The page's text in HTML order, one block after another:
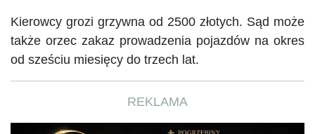
Kierowcy grozi grzywna od 2500 złotych. Sąd może
także orzec zakaz prowadzenia pojazdów na okres
od sześciu miesięcy do trzech lat.
REKLAMA